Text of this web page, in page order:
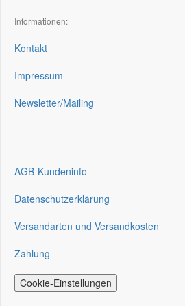
Informationen:
Kontakt
Impressum
Newsletter/Mailing
AGB-Kundeninfo
Datenschutzerklärung
Versandarten und Versandkosten
Zahlung
Cookie-Einstellungen